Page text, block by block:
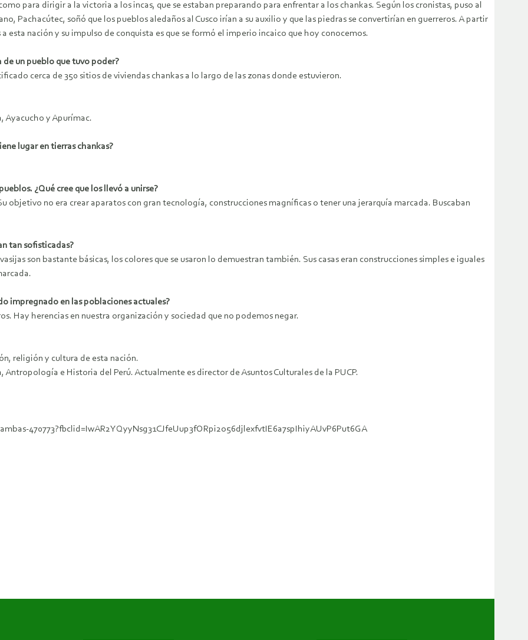
para dirigir a la victoria a los incas, que se estaban preparando para enfrentar a los chankas. Según los cronistas, puso al
Pachacútec, soñó que los pueblos aledaños al Cusco irían a su auxilio y que las piedras se convertirían en guerreros. A partir
esta nación y su impulso de conquista es que se formó el imperio incaico que hoy conocemos.
de un pueblo que tuvo poder?
cerca de 350 sitios de viviendas chankas a lo largo de las zonas donde estuvieron.
Ayacucho y Apurímac.
lugar en tierras chankas?
¿Qué cree que los llevó a unirse?
objetivo no era crear aparatos con gran tecnología, construcciones magníficas o tener una jerarquía marcada. Buscaban
tan sofisticadas?
son bastante básicas, los colores que se usaron lo demuestran también. Sus casas eran construcciones simples e iguales
impregnado en las poblaciones actuales?
Hay herencias en nuestra organización y sociedad que no podemos negar.
religión y cultura de esta nación.
e Historia del Perú. Actualmente es director de Asuntos Culturales de la PUCP.
470773?fbclid=IwAR2YQyyNsg31CJfeUup3fORpi2o56djlexfvtIE6a7spIhiyAUvP6Put6GA